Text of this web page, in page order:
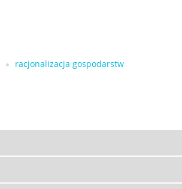
racjonalizacja gospodarstw